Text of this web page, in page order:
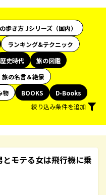
歩き方 Jシリーズ（国内）
ランキング&テクニック
歴史時代
旅の図鑑
旅の名言＆絶景
物 BOOKS
D-Books
絞り込み条件を追加
とモテる女は飛行機に乗